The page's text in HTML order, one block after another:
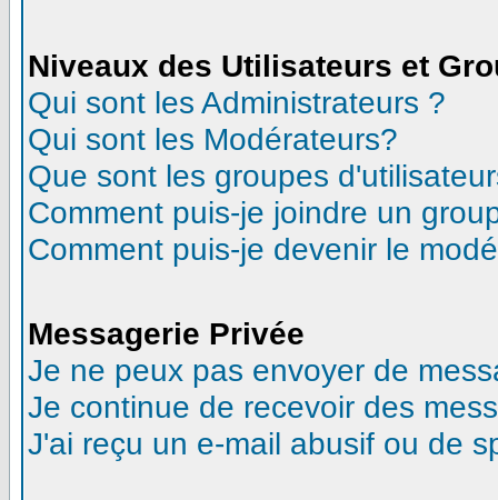
Niveaux des Utilisateurs et
Qui sont les Administrateurs ?
Qui sont les Modérateurs?
Que sont les groupes
Comment puis-je joindre un
Comment puis-je devenir le
Messagerie Privée
Je ne peux pas envoyer de
Je continue de recevoir des
J'ai reçu un e-mail abusif ou de